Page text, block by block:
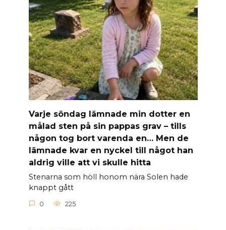
Varje söndag lämnade min dotter en
målad sten på sin pappas grav – tills
någon tog bort varenda en… Men de
lämnade kvar en nyckel till något han
aldrig ville att vi skulle hitta
Stenarna som höll honom nära Solen hade
knappt gått
0 225